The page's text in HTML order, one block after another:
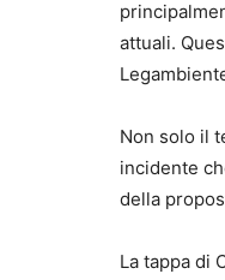
attuali.
Non solo il
incidente
della
La tappa di